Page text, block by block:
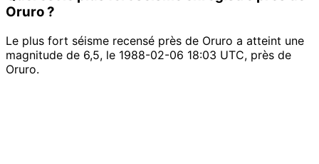
Oruro ?
Le plus fort séisme recensé près de Oruro a atteint une
magnitude de 6,5, le 1988-02-06 18:03 UTC, près de
Oruro.